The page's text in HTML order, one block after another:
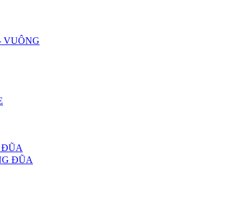
VUÔNG
ĐŨA
ĐŨA